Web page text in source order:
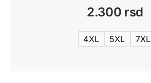
2.300 rsd
4XL 5XL 7XL